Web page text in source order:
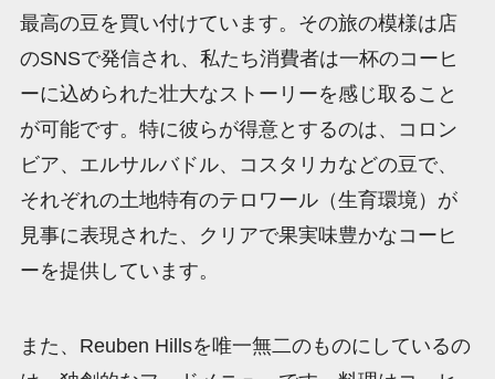
最高の豆を買い付けています。その旅の模様は店
のSNSで発信され、私たち消費者は一杯のコーヒ
ーに込められた壮大なストーリーを感じ取ること
が可能です。特に彼らが得意とするのは、コロン
ビア、エルサルバドル、コスタリカなどの豆で、
それぞれの土地特有のテロワール（生育環境）が
見事に表現された、クリアで果実味豊かなコーヒ
ーを提供しています。
また、Reuben Hillsを唯一無二のものにしているの